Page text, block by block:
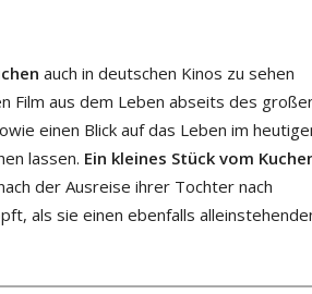
auch in deutschen Kinos zu sehen
Film aus dem Leben abseits des
einen Blick auf das Leben im
lassen. Ein kleines Stück vom
der Ausreise ihrer Tochter nach
als sie einen ebenfalls